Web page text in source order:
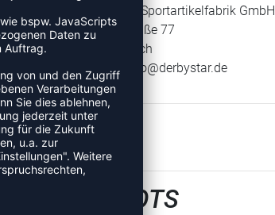
Derbystar Sportartikelfabrik GmbH
Klever Straße 77
47574 Goch
E-Mail:
info@derbystar.de